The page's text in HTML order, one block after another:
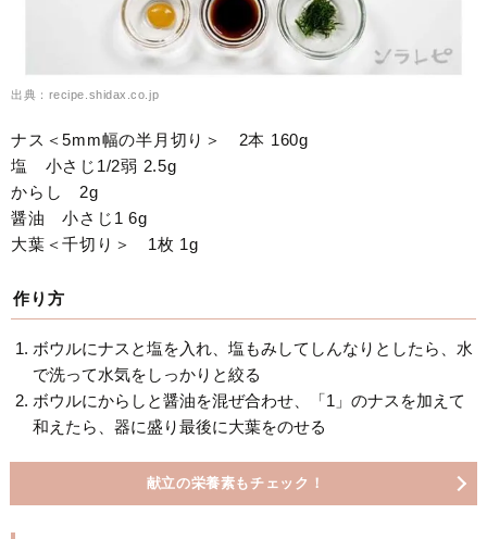
出典：recipe.shidax.co.jp
ナス＜5mm幅の半月切り＞ 2本 160g
塩 小さじ1/2弱 2.5g
からし 2g
醤油 小さじ1 6g
大葉＜千切り＞ 1枚 1g
作り方
ボウルにナスと塩を入れ、塩もみしてしんなりとしたら、水
で洗って水気をしっかりと絞る
ボウルにからしと醤油を混ぜ合わせ、「1」のナスを加えて
和えたら、器に盛り最後に大葉をのせる
献立の栄養素もチェック！